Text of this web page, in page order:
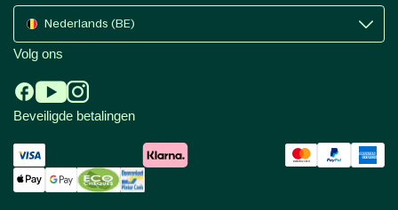
Nederlands (BE)
Volg ons
Beveiligde betalingen